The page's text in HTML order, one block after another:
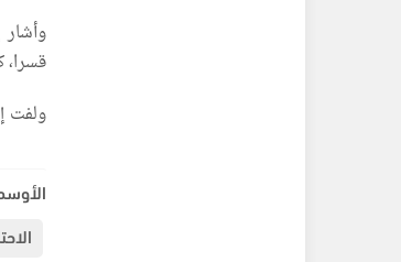
قسرا،
ولفت